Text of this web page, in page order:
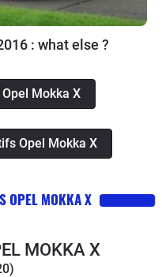
: what else ?
Mokka X
Opel Mokka X
OPEL MOKKA X
MOKKA X